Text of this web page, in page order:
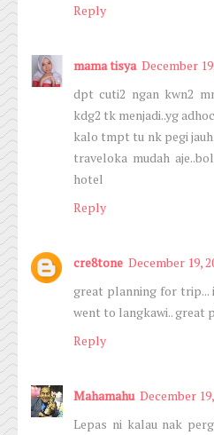
Reply
mama tisya December
dpt cuti2 ngan kwn2
kdg2 tk menjadi..yg
kalo tmpt tu nk pegi
traveloka mudah
hotel
Reply
cre8tone December 19,
great planning for trip...
went to langkawi.. great
Reply
Mahamahu December
Lepas ni kalau nak